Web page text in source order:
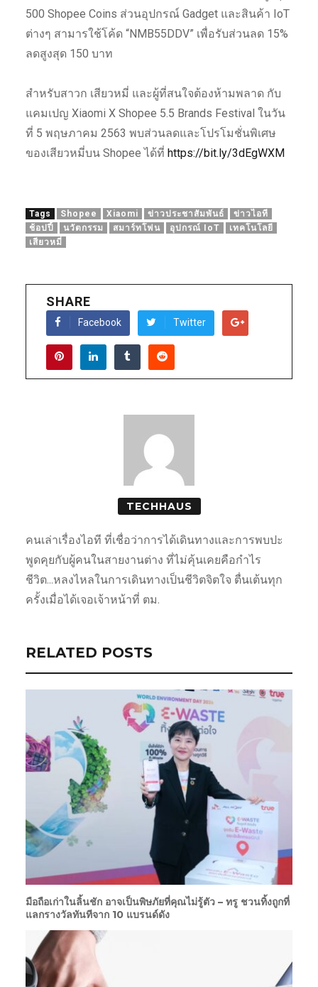
500 Shopee Coins ส่วนอุปกรณ์ Gadget และสินค้า IoT
ต่างๆ สามารใช้โค้ด “NMB55DDV” เพื่อรับส่วนลด 15%
ลดสูงสุด 150 บาท
สำหรับสาวก เสียวหมี่ และผู้ที่สนใจต้องห้ามพลาด กับ
แคมเปญ Xiaomi X Shopee 5.5 Brands Festival ในวัน
ที่ 5 พฤษภาคม 2563 พบส่วนลดและโปรโมชั่นพิเศษ
ของเสียวหมี่บน Shopee ได้ที่ https://bit.ly/3dEgWXM
Tags Shopee Xiaomi ข่าวประชาสัมพันธ์
ข่าวไอที
ช้อปปี้
นวัตกรรม สมาร์ทโฟน อุปกรณ์ IoT
เทคโนโลยี
เสียวหมี่
SHARE
Facebook Twitter
TECHHAUS
คนเล่าเรื่องไอที ที่เชื่อว่าการได้เดินทางและการพบปะ
พูดคุยกับผู้คนในสายงานต่าง ที่ไม่คุ้นเคยคือกำไร
ชีวิต...หลงไหลในการเดินทางเป็นชีวิตจิตใจ ตื่นเต้นทุก
ครั้งเมื่อได้เจอเจ้าหน้าที่ ตม.
RELATED POSTS
มือถือเก่าในลิ้นชัก อาจเป็นพิษภัยที่คุณไม่รู้ตัว – ทรู ชวนทิ้งถูกที่
แลกรางวัลทันทีจาก 10 แบรนด์ดัง